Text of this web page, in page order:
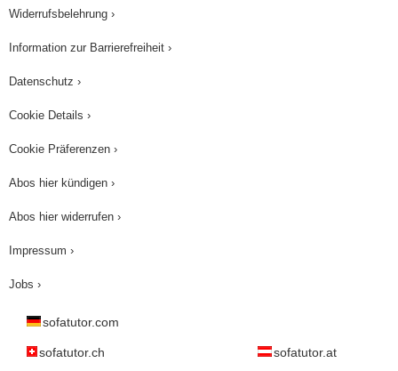
Widerrufsbelehrung ›
Information zur Barrierefreiheit ›
Datenschutz ›
Cookie Details ›
Cookie Präferenzen ›
Abos hier kündigen ›
Abos hier widerrufen ›
Impressum ›
Jobs ›
sofatutor.com
sofatutor.ch sofatutor.at